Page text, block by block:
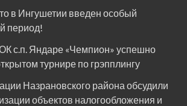
в Ингушетии введен особый
период!⁣⁣⠀
с.п. Яндаре «Чемпион» успешно
турнире по грэпплингу
Назрановского района обсудили
объектов налогообложения и